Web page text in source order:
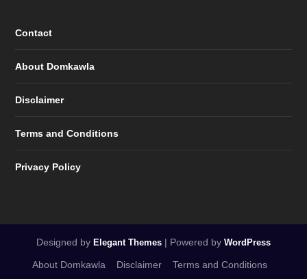
Contact
About Domkawla
Disclaimer
Terms and Conditions
Privacy Policy
Designed by Elegant Themes | Powered by WordPress
About Domkawla Disclaimer Terms and Conditions